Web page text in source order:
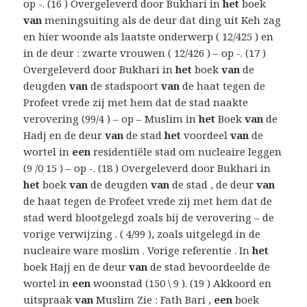
op -. (16 ) Overgeleverd door Bukhari inhet boek
van meningsuiting als de deur dat ding uit Keh zag
en hier woonde als laatste onderwerp ( 12/425 ) en
in de deur : zwarte vrouwen ( 12/426 ) – op -. (17 )
Overgeleverd door Bukhari inhet boekvan de
deugdenvan de stadspoortvan de haat tegen de
Profeet vrede zij met hem dat de stad naakte
verovering (99/4 ) – op – Muslim inhet Boekvan de
Hadj en de deurvan de stadhet voordeelvan de
wortel in een residentiële stad om nucleaire leggen
(9 /0 15 ) – op -. (18 ) Overgeleverd door Bukhari in
het boekvan de deugdenvan de stad , de deurvan
de haat tegen de Profeet vrede zij met hem dat de
stad werd blootgelegd zoals bij de verovering – de
vorige verwijzing . ( 4/99 ), zoals uitgelegd in de
nucleaire ware moslim . Vorige referentie . Inhet
boek Hajj en de deurvan de stad bevoordeelde de
wortel in een woonstad (150 \ 9 ). (19 ) Akkoord en
uitspraakvan Muslim Zie : Fath Bari , een boek